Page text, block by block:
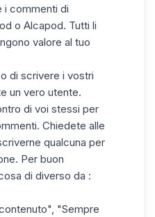
i commenti di
o Alcapod. Tutti li
valore al tuo
di scrivere i vostri
un vero utente.
di voi stessi per
Chiedete alle
qualcuna per
Per buon
di diverso da :
"Sempre